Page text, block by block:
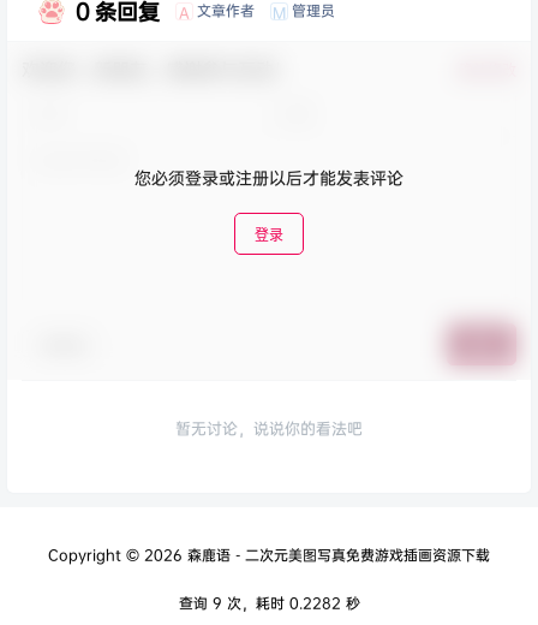
0 条回复 A 文章作者 M 管理员
您必须登录或注册以后才能发表评论
登录
暂无讨论，说说你的看法吧
Copyright © 2026 森鹿语 - 二次元美图写真免费游戏插画资源下载
查询 9 次，耗时 0.2282 秒